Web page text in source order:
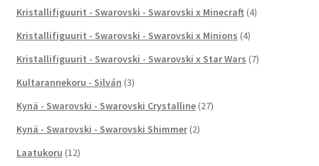
Kristallifiguurit - Swarovski - Swarovski x Minecraft (4)
Kristallifiguurit - Swarovski - Swarovski x Minions (4)
Kristallifiguurit - Swarovski - Swarovski x Star Wars (7)
Kultarannekoru - Silván (3)
Kynä - Swarovski - Swarovski Crystalline (27)
Kynä - Swarovski - Swarovski Shimmer (2)
Laatukoru (12)